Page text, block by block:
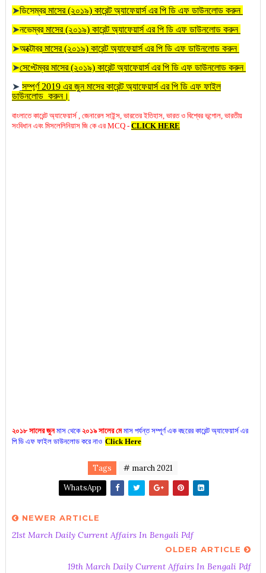
➤ডিসেম্বরমাসের (২০১৯) কারেন্ট অ্যাফেয়ার্স এর পি ডি এফ ডাউনলোড করুন
➤নভেম্বরমাসের (২০১৯) কারেন্ট অ্যাফেয়ার্স এর পি ডি এফ ডাউনলোড করুন
➤অক্টোবরমাসের (২০১৯) কারেন্ট অ্যাফেয়ার্স এর পি ডি এফ ডাউনলোড করুন
➤সেপ্টেম্বর মাসের (২০১৯) কারেন্ট অ্যাফেয়ার্স এর পি ডি এফ ডাউনলোড করুন
➤ সম্পূর্ণ 2019 এর জুন মাসের কারেন্ট অ্যাফেয়ার্স এর পি ডি এফ ফাইল
ডাউনলোড করুন।
বাংলাতে কারেন্ট অ্যাফেয়ার্স , জেনারেল সাইন্স, ভারতের ইতিহাস, ভারত ও বিশ্বের ভূগোল, ভারতীয়
সংবিধান এবং মিসলেলিনিয়াস জি কে এর MCQ - CLICK HERE
২০১৮ সালের জুনমাস থেকে২০১৯ সালের মেমাস পর্যন্ত সম্পূর্ণ এক বছরের কারেন্ট অ্যাফেয়ার্স এর
পি ডি এফ ফাইল ডাউনলোড করে নাও Click Here
Tags
# march 2021
WhatsApp
NEWER ARTICLE
21st March Daily Current Affairs In Bengali Pdf
OLDER ARTICLE
19th March Daily Current Affairs In Bengali Pdf